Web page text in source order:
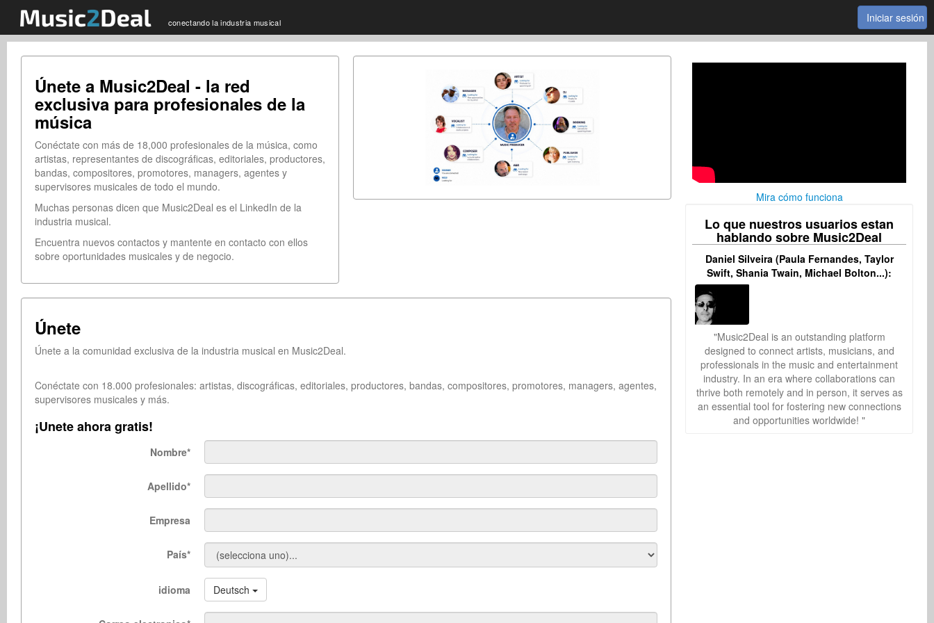
conectando la industria musical Iniciar sesión
Únete a Music2Deal - la red
exclusiva para profesionales de la
música
Conéctate con más de 18,000 profesionales de la música, como
artistas, representantes de discográficas, editoriales, productores,
bandas, compositores, promotores, managers, agentes y
supervisores musicales de todo el mundo.
Muchas personas dicen que Music2Deal es el LinkedIn de la
industria musical.
Encuentra nuevos contactos y mantente en contacto con ellos
sobre oportunidades musicales y de negocio.
Únete
Únete a la comunidad exclusiva de la industria musical en Music2Deal.
Conéctate con 18.000 profesionales: artistas, discográficas, editoriales, productores, bandas, compositores, promotores, managers, agentes,
supervisores musicales y más.
¡Unete ahora gratis!
Nombre*
Apellido*
Empresa
País*
idioma Deutsch
Mira cómo funciona
Lo que nuestros usuarios estan
hablando sobre Music2Deal
Daniel Silveira (Paula Fernandes, Taylor
Swift, Shania Twain, Michael Bolton...):
"Music2Deal is an outstanding platform
designed to connect artists, musicians, and
professionals in the music and entertainment
industry. In an era where collaborations can
thrive both remotely and in person, it serves as
an essential tool for fostering new connections
and opportunities worldwide! "